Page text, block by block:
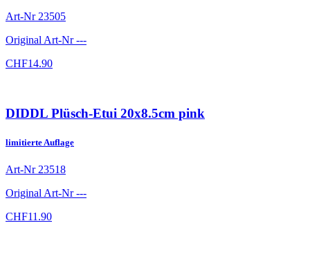
Art-Nr 23505
Original Art-Nr---
CHF14.90
DIDDL Plüsch-Etui 20x8.5cm pink
limitierte Auflage
Art-Nr 23518
Original Art-Nr---
CHF11.90